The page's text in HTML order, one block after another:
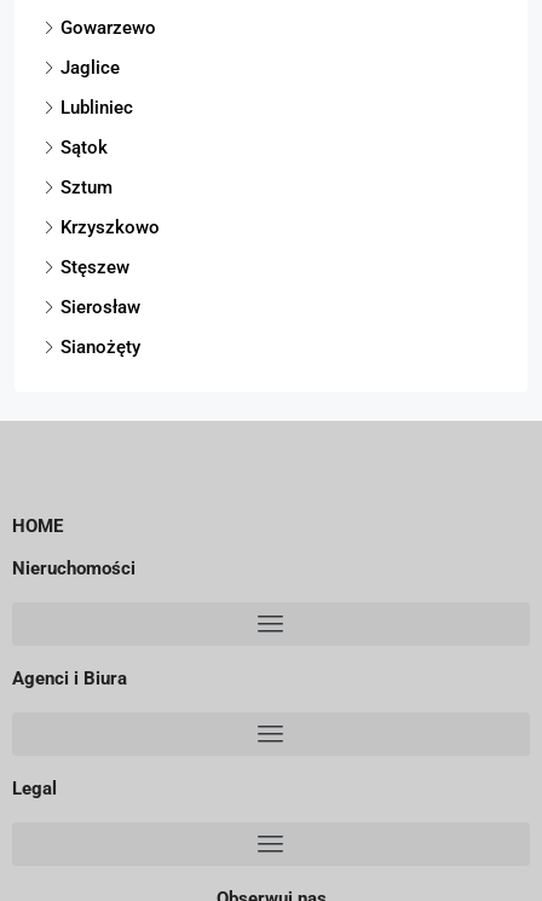
Gowarzewo
Jaglice
Lubliniec
Sątok
Sztum
Krzyszkowo
Stęszew
Sierosław
Sianożęty
HOME
Nieruchomości
Agenci i Biura
Legal